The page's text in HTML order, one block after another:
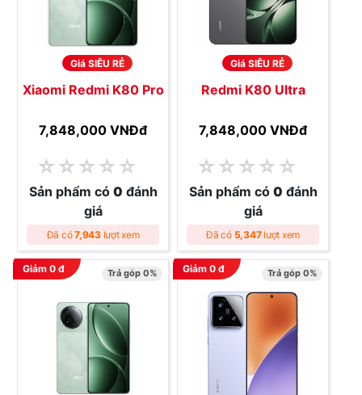
Giá SIÊU RẺ
Xiaomi Redmi K80 Pro
7,848,000 VNĐđ
☆ ☆ ☆ ☆ ☆
Sản phẩm có 0 đánh
giá
Đã có7,943lượt xem
Giá SIÊU RẺ
Redmi K80 Ultra
7,848,000 VNĐđ
☆ ☆ ☆ ☆ ☆
Sản phẩm có 0 đánh
giá
Đã có 5,347lượt xem
Giảm 0đ Trả góp 0% Giảm 0đ Trả góp 0%